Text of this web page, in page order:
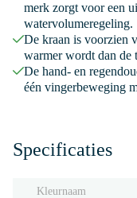
merk zorgt voor een
watervolumeregeling.
De kraan is voorzien
warmer wordt dan de
De hand- en
één vingerbeweging
Specificaties
Kleurnaam